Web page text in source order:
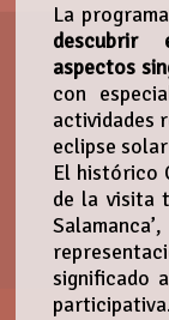
La
descubrir
aspectos
con
actividades
eclipse
El histórico
de la visita
significado